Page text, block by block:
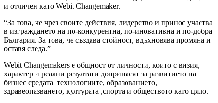
и отличен като Webit Changemaker.
“За това, че чрез своите действия, лидерство и принос участва
в изграждането на по-конкурентна, по-иновативна и по-добра
България. За това, че създава стойност, вдъхновява промяна и
оставя следа.”
Webit Changemakers е общност от личности, които с визия,
характер и реални резултати допринасят за развитието на
бизнес средата, технологиите, образованието,
здравеопазването, културата ,спорта и обществото като цяло.